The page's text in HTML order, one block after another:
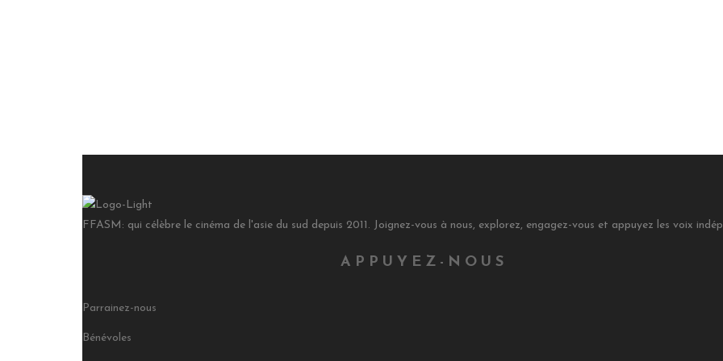
FFASM: qui célèbre le cinéma de l'asie du sud depuis 2011. Joignez-vous à nous, explorez, engagez-vous et appuyez les voix
APPUYEZ-NOUS
Parrainez-nous
Bénévoles